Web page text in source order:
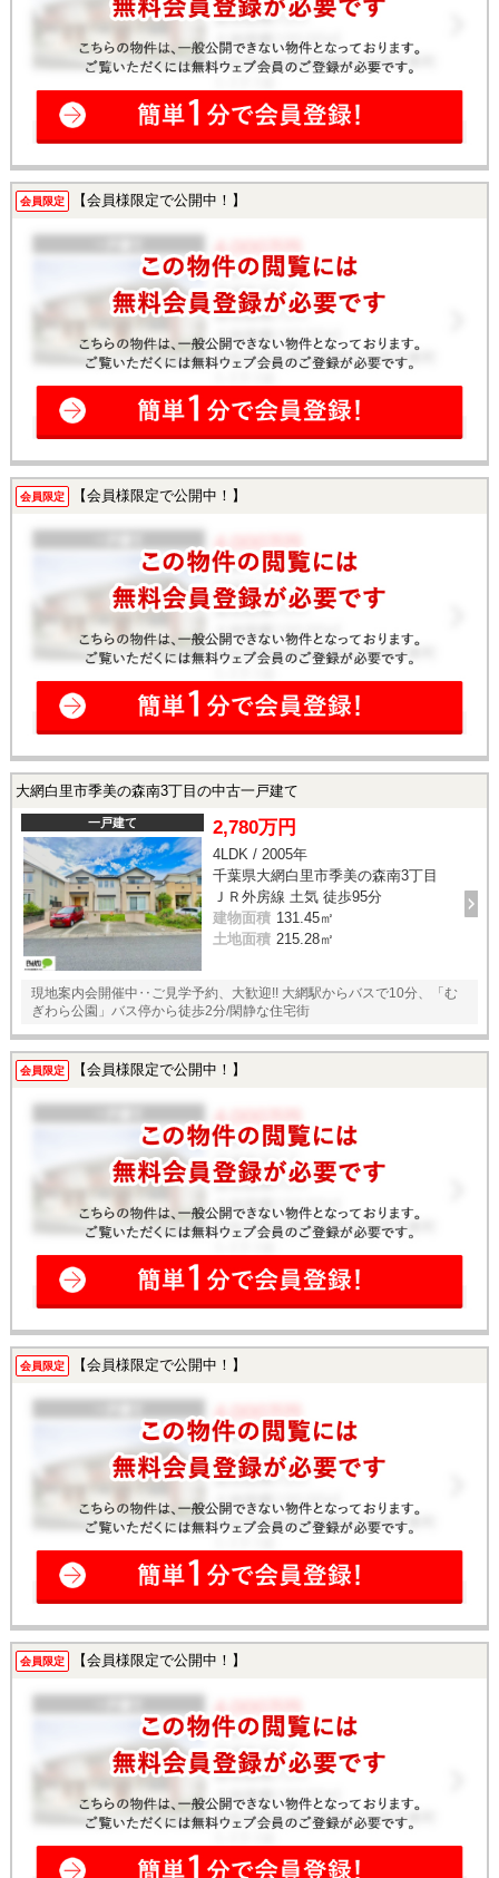
会員限定 【会員様限定で公開中！】
会員限定 【会員様限定で公開中！】
大網白里市季美の森南3丁目の中古一戸建て
一戸建て 2,780万円
4LDK / 2005年
千葉県大網白里市季美の森南3丁目
ＪＲ外房線 土気 徒歩95分
建物面積 131.45㎡
土地面積 215.28㎡
現地案内会開催中‥ご見学予約、大歓迎!! 大網駅からバスで10分、「む
ぎわら公園」バス停から徒歩2分/閑静な住宅街
会員限定 【会員様限定で公開中！】
会員限定 【会員様限定で公開中！】
会員限定 【会員様限定で公開中！】